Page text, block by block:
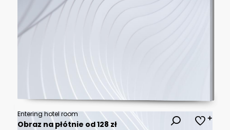
Entering hotel room
Obraz na płótnie od 128 zł